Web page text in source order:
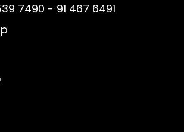
7490 - 91 467 6491